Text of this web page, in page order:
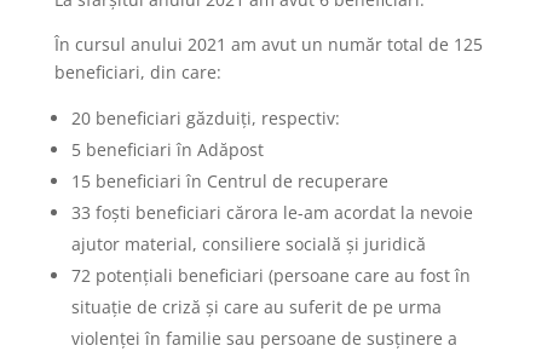
În cursul anului 2021 am avut un număr total de 125
beneficiari, din care:
20 beneficiari găzduiţi, respectiv:
5 beneficiari în Adăpost
15 beneficiari în Centrul de recuperare
33 foşti beneficiari cărora le-am acordat la nevoie
ajutor material, consiliere socială şi juridică
72 potenţiali beneficiari (persoane care au fost în
situaţie de criză şi care au suferit de pe urma
violenţei în familie sau persoane de susţinere a